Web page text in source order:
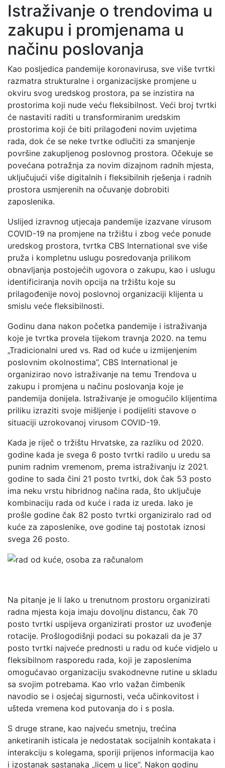
Istraživanje o trendovima u
zakupu i promjenama u
načinu poslovanja
Kao posljedica pandemije koronavirusa, sve više tvrtki
razmatra strukturalne i organizacijske promjene u
okviru svog uredskog prostora, pa se inzistira na
prostorima koji nude veću fleksibilnost. Veći broj tvrtki
će nastaviti raditi u transformiranim uredskim
prostorima koji će biti prilagođeni novim uvjetima
rada, dok će se neke tvrtke odlučiti za smanjenje
površine zakupljenog poslovnog prostora. Očekuje se
povećana potražnja za novim dizajnom radnih mjesta,
uključujući više digitalnih i fleksibilnih rješenja i radnih
prostora usmjerenih na očuvanje dobrobiti
zaposlenika.
Uslijed izravnog utjecaja pandemije izazvane virusom
COVID-19 na promjene na tržištu i zbog veće ponude
uredskog prostora, tvrtka CBS International sve više
pruža i kompletnu uslugu posredovanja prilikom
obnavljanja postojećih ugovora o zakupu, kao i uslugu
identificiranja novih opcija na tržištu koje su
prilagođenije novoj poslovnoj organizaciji klijenta u
smislu veće fleksibilnosti.
Godinu dana nakon početka pandemije i istraživanja
koje je tvrtka provela tijekom travnja 2020. na temu
„Tradicionalni ured vs. Rad od kuće u izmijenjenim
poslovnim okolnostima”, CBS International je
organizirao novo istraživanje na temu Trendova u
zakupu i promjena u načinu poslovanja koje je
pandemija donijela. Istraživanje je omogućilo klijentima
priliku izraziti svoje mišljenje i podijeliti stavove o
situaciji uzrokovanoj virusom COVID-19.
Kada je riječ o tržištu Hrvatske, za razliku od 2020.
godine kada je svega 6 posto tvrtki radilo u uredu sa
punim radnim vremenom, prema istraživanju iz 2021.
godine to sada čini 21 posto tvrtki, dok čak 53 posto
ima neku vrstu hibridnog načina rada, što uključuje
kombinaciju rada od kuće i rada iz ureda. Iako je
prošle godine čak 82 posto tvrtki organiziralo rad od
kuće za zaposlenike, ove godine taj postotak iznosi
svega 26 posto.
Na pitanje je li lako u trenutnom prostoru organizirati
radna mjesta koja imaju dovoljnu distancu, čak 70
posto tvrtki uspijeva organizirati prostor uz uvođenje
rotacije. Prošlogodišnji podaci su pokazali da je 37
posto tvrtki najveće prednosti u radu od kuće vidjelo u
fleksibilnom rasporedu rada, koji je zaposlenima
omogućavao organizaciju svakodnevne rutine u skladu
sa svojim potrebama. Kao vrlo važan čimbenik
navodio se i osjećaj sigurnosti, veća učinkovitost i
ušteda vremena kod putovanja do i s posla.
S druge strane, kao najveću smetnju, trećina
anketiranih isticala je nedostatak socijalnih kontakata i
interakciju s kolegama, sporiji prijenos informacija kao
i izostanak sastanaka „licem u lice“. Nakon godinu